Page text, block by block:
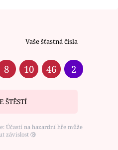
Vaše šťastná čísla
8 10 46 2
ŠTĚSTÍ
Účastí na hazardní hře může
závislost ⑱